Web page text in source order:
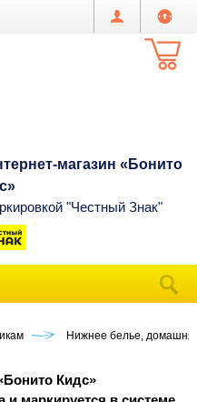
магазин «Бонито
"Честный Знак"
Нижнее белье,
Кидс»